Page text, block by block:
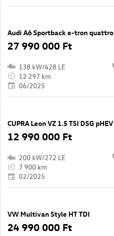
Audi A6 Sportback e-tron quattro
27 990 000 Ft
138 kW/428 LE
12 297 km
06/2025
CUPRA Leon VZ 1.5 TSI DSG pHEV
12 990 000 Ft
200 kW/272 LE
7 900 km
02/2025
VW Multivan Style HT TDI
24 990 000 Ft